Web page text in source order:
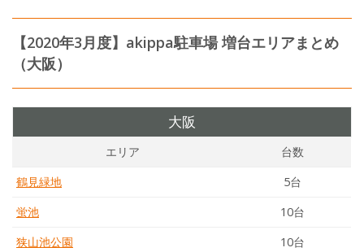
【2020年3月度】akippa駐車場 増台エリアまとめ
（大阪）
大阪
エリア
台数
鶴見緑地
5台
蛍池
10台
狭山池公園
10台